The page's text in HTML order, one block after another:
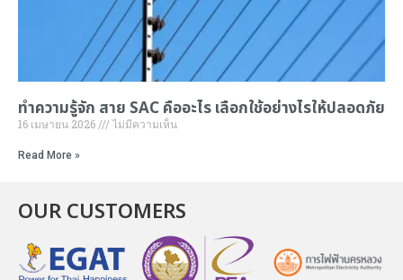
ทำความรู้จัก สาย SAC คืออะไร เลือกใช้อย่างไรให้ปลอดภัย
16 เมษายน 2026 ไม่มีความเห็น
Read More »
OUR CUSTOMERS